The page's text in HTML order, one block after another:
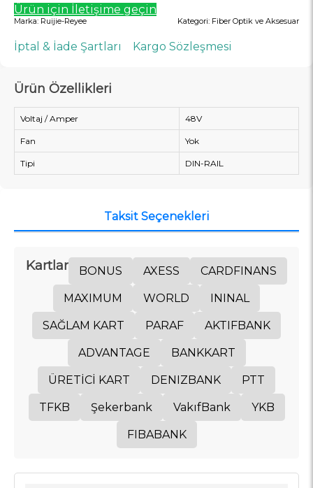
Ürün için İletişime geçin
Marka: Ruijie-Reyee Kategori: Fiber Optik ve Aksesuar
İptal & İade Şartları Kargo Sözleşmesi
Ürün Özellikleri
Voltaj / Amper 48V
Fan Yok
Tipi DIN-RAIL
Taksit Seçenekleri
Kartlar BONUS AXESS CARDFINANS
MAXIMUM WORLD ININAL
SAĞLAM KART PARAF AKTIFBANK
ADVANTAGE BANKKART
ÜRETİCİ KART DENIZBANK PTT
TFKB Şekerbank VakıfBank YKB
FIBABANK